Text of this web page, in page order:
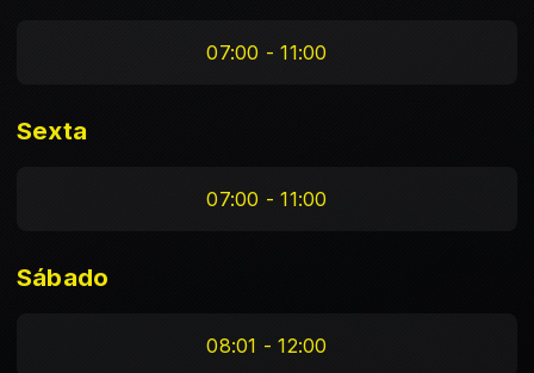
07:00 - 11:00
Sexta
07:00 - 11:00
Sábado
08:01 - 12:00